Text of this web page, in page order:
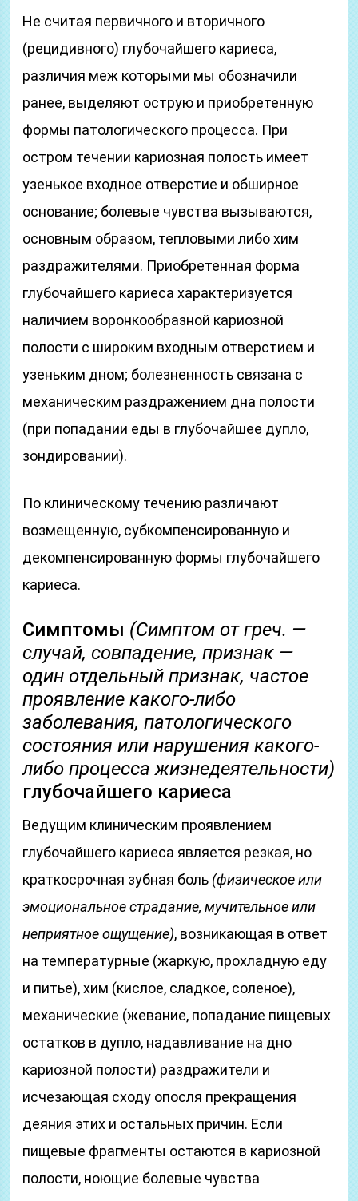
Не считая первичного и вторичного
(рецидивного) глубочайшего кариеса,
различия меж которыми мы обозначили
ранее, выделяют острую и приобретенную
формы патологического процесса. При
остром течении кариозная полость имеет
узенькое входное отверстие и обширное
основание; болевые чувства вызываются,
основным образом, тепловыми либо хим
раздражителями. Приобретенная форма
глубочайшего кариеса характеризуется
наличием воронкообразной кариозной
полости с широким входным отверстием и
узеньким дном; болезненность связана с
механическим раздражением дна полости
(при попадании еды в глубочайшее дупло,
зондировании).
По клиническому течению различают
возмещенную, субкомпенсированную и
декомпенсированную формы глубочайшего
кариеса.
Симптомы (Симптом от греч. —
случай, совпадение, признак —
один отдельный признак, частое
проявление какого-либо
заболевания, патологического
состояния или нарушения какого-
либо процесса жизнедеятельности)
глубочайшего кариеса
Ведущим клиническим проявлением
глубочайшего кариеса является резкая, но
краткосрочная зубная боль (физическое или
эмоциональное страдание, мучительное или
неприятное ощущение), возникающая в ответ
на температурные (жаркую, прохладную еду
и питье), хим (кислое, сладкое, соленое),
механические (жевание, попадание пищевых
остатков в дупло, надавливание на дно
кариозной полости) раздражители и
исчезающая сходу опосля прекращения
деяния этих и остальных причин. Если
пищевые фрагменты остаются в кариозной
полости, ноющие болевые чувства